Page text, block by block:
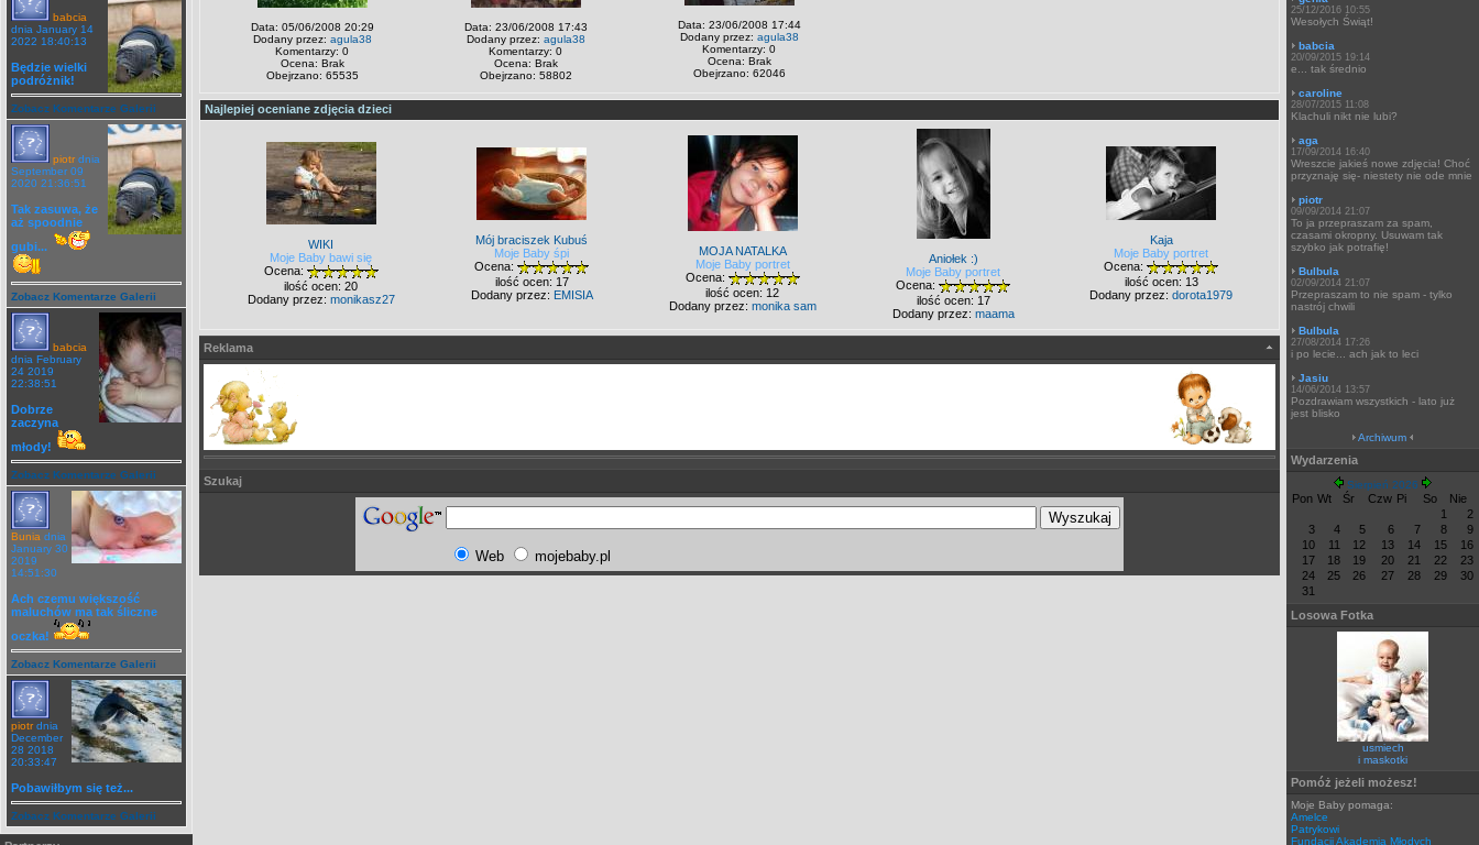
babcia
dnia January 14
2022 18:40:13
Będzie wielki
podróżnik!
Zobacz Komentarze Galerii
piotr dnia
September 09
2020 21:36:51
Tak zasuwa, że
aż spoodnie
gubi...
Zobacz Komentarze Galerii
babcia
dnia February
24 2019
22:38:51
Dobrze
zaczyna
młody!
Zobacz Komentarze Galerii
Bunia dnia
January 30
2019
14:51:30
Ach czemu większość
maluchów ma tak śliczne
oczka!
Zobacz Komentarze Galerii
piotr dnia
December
28 2018
20:33:47
Pobawiłbym się też...
Zobacz Komentarze Galerii
Data: 05/06/2008 20:29
Dodany przez: agula38
Komentarzy: 0
Ocena: Brak
Obejrzano: 65535
Data: 23/06/2008 17:43
Dodany przez: agula38
Komentarzy: 0
Ocena: Brak
Obejrzano: 58802
Data: 23/06/2008 17:44
Dodany przez: agula38
Komentarzy: 0
Ocena: Brak
Obejrzano: 62046
Najlepiej oceniane zdjęcia dzieci
WIKI
Moje Baby bawi się
Ocena:
ilość ocen: 20
Dodany przez: monikasz27
Mój braciszek Kubuś
Moje Baby śpi
Ocena:
ilość ocen: 17
Dodany przez: EMISIA
MOJA NATALKA
Moje Baby portret
Ocena:
ilość ocen: 12
Dodany przez: monika sam
Aniołek :)
Moje Baby portret
Ocena:
ilość ocen: 17
Dodany przez: maama
Kaja
Moje Baby portret
Ocena:
ilość ocen: 13
Dodany przez: dorota1979
Reklama
Szukaj
Web mojebaby.pl
25/12/2016 10:55
Wesołych Świąt!
babcia
20/09/2015 19:14
e... tak średnio
caroline
28/07/2015 11:08
Klachuli nikt nie lubi?
aga
17/09/2014 16:40
Wreszcie jakieś nowe zdjęcia! Choć
przyznaję się- niestety nie ode mnie
piotr
09/09/2014 21:07
To ja przepraszam za spam,
czasami okropny. Usuwam tak
szybko jak potrafię!
Bulbula
02/09/2014 21:07
Przepraszam to nie spam - tylko
nastrój chwili
Bulbula
27/08/2014 17:26
i po lecie... ach jak to leci
Jasiu
14/06/2014 13:57
Pozdrawiam wszystkich - lato już
jest blisko
Archiwum
Wydarzenia
Sierpień 2026
Pon Wt Śr Czw Pi So
Nie
1
2
3
4 5 6 7 8
9
10
11 12 13 14 15
16
17
18 19 20 21 22
23
24
25 26 27 28 29
30
31
Losowa Fotka
usmiech
i maskotki
Pomóż jeżeli możesz!
Moje Baby pomaga:
Amelce
Patrykowi
Fundacji Akademia Młodych